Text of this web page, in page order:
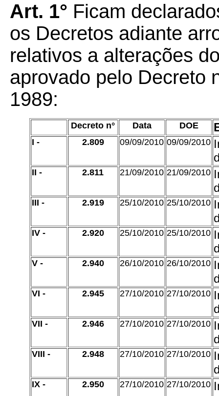
Art. 1° Ficam
os Decretos adiante
relativos a alterações
aprovado pelo Decreto
1989:
Decreto n° Data DOE
I - 2.809 09/09/2010 09/09/2010
II - 2.811 21/09/2010 21/09/2010
III - 2.919 25/10/2010 25/10/2010
IV - 2.920 25/10/2010 25/10/2010
V - 2.940 26/10/2010 26/10/2010
VI - 2.945 27/10/2010 27/10/2010
VII - 2.946 27/10/2010 27/10/2010
VIII - 2.948 27/10/2010 27/10/2010
IX - 2.950 27/10/2010 27/10/2010